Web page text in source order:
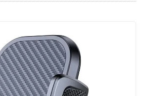
biztonságos használat:
csavaros kampóval rögzülő
utakon és hirtelen
tartja a telefont. A
még nagyobb,
is megtart.